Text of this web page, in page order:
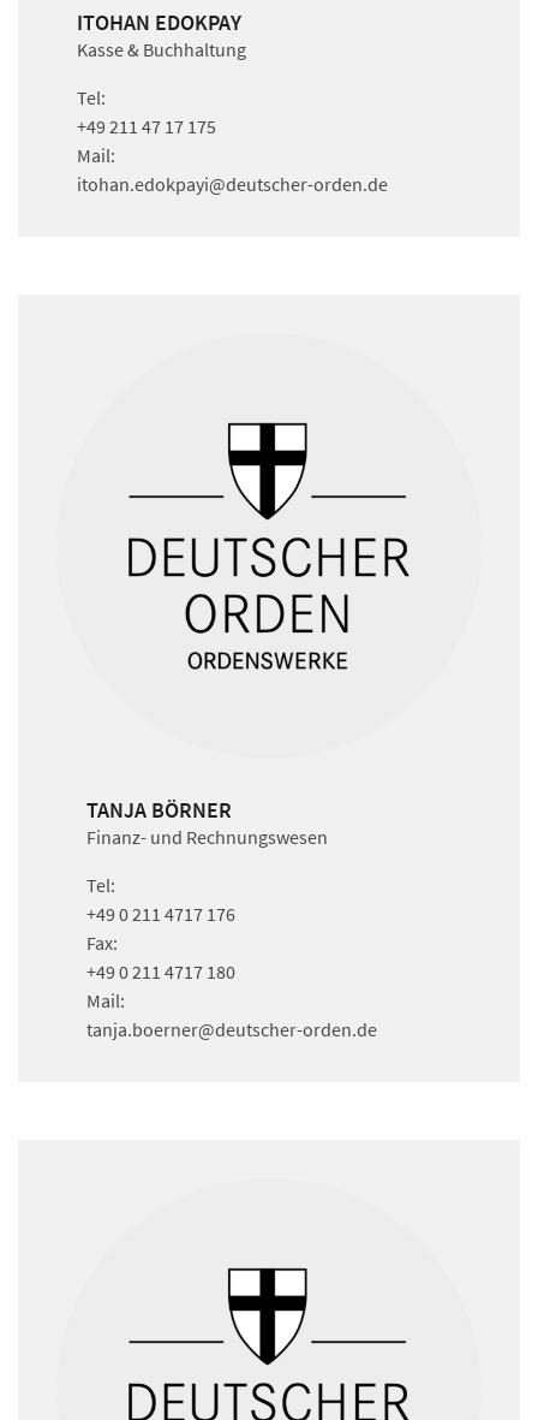
ITOHAN EDOKPAY
Kasse & Buchhaltung
Tel:
+49 211 47 17 175
Mail:
itohan.edokpayi@deutscher-orden.de
TANJA BÖRNER
Finanz- und Rechnungswesen
Tel:
+49 0 211 4717 176
Fax:
+49 0 211 4717 180
Mail:
tanja.boerner@deutscher-orden.de